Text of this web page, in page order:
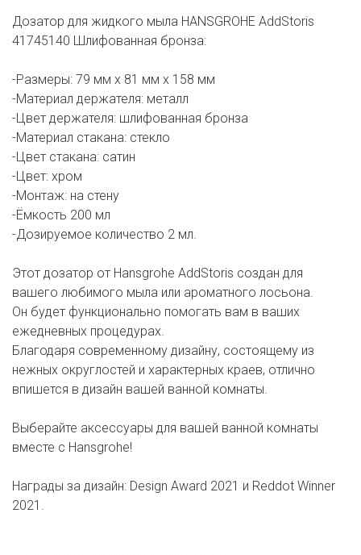
Дозатор для жидкого мыла HANSGROHE AddStoris
41745140 Шлифованная бронза:
-Размеры: 79 мм х 81 мм х 158 мм
-Материал держателя: металл
-Цвет держателя: шлифованная бронза
-Материал стакана: стекло
-Цвет стакана: сатин
-Цвет: хром
-Монтаж: на стену
-Ёмкость 200 мл
-Дозируемое количество 2 мл.
Этот дозатор от Hansgrohe AddStoris создан для
вашего любимого мыла или ароматного лосьона.
Он будет функционально помогать вам в ваших
ежедневных процедурах.
Благодаря современному дизайну, состоящему из
нежных округлостей и характерных краев, отлично
впишется в дизайн вашей ванной комнаты.
Выберайте аксессуары для вашей ванной комнаты
вместе с Hansgrohe!
Награды за дизайн: Design Award 2021 и Reddot Winner
2021.